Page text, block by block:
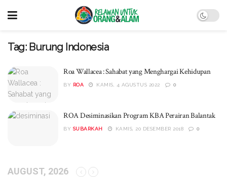
Tag: Burung Indonesia
Roa Wallacea : Sahabat yang Menghargai Kehidupan
BY ROA KAMIS, 4 AGUSTUS 2022 0
ROA Desiminasikan Program KBA Perairan Balantak
BY SUBARKAH KAMIS, 20 DESEMBER 2018 0
AUGUST, 2026